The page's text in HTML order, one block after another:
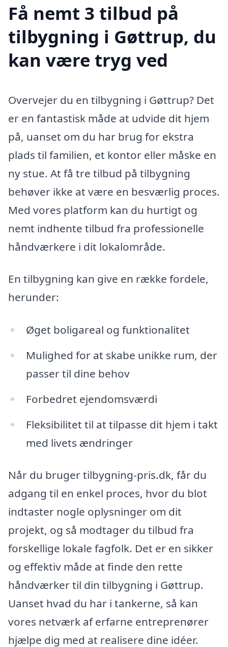
Få nemt 3 tilbud på
tilbygning i Gøttrup, du
kan være tryg ved
Overvejer du en tilbygning i Gøttrup? Det
er en fantastisk måde at udvide dit hjem
på, uanset om du har brug for ekstra
plads til familien, et kontor eller måske en
ny stue. At få tre tilbud på tilbygning
behøver ikke at være en besværlig proces.
Med vores platform kan du hurtigt og
nemt indhente tilbud fra professionelle
håndværkere i dit lokalområde.
En tilbygning kan give en række fordele,
herunder:
Øget boligareal og funktionalitet
Mulighed for at skabe unikke rum, der
passer til dine behov
Forbedret ejendomsværdi
Fleksibilitet til at tilpasse dit hjem i takt
med livets ændringer
Når du bruger tilbygning-pris.dk, får du
adgang til en enkel proces, hvor du blot
indtaster nogle oplysninger om dit
projekt, og så modtager du tilbud fra
forskellige lokale fagfolk. Det er en sikker
og effektiv måde at finde den rette
håndværker til din tilbygning i Gøttrup.
Uanset hvad du har i tankerne, så kan
vores netværk af erfarne entreprenører
hjælpe dig med at realisere dine idéer.